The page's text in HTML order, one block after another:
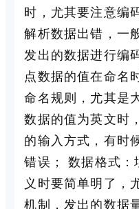
时，尤其要注意编
解析数据出错，一
发出的数据进行编
点数据的值在命名
命名规则，尤其是
数据的值为英文时
的输入方式，有时
错误； 数据格式：
义时要简单明了，
机制，发出的数据